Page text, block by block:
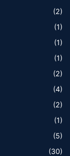
(2)
(1)
(1)
(1)
(2)
(4)
(2)
(1)
(5)
(30)